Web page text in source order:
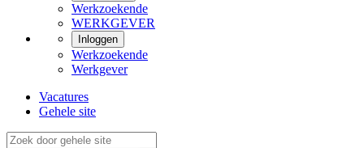
Werkzoekende
WERKGEVER
Inloggen
Werkzoekende
Werkgever
Vacatures
Gehele site